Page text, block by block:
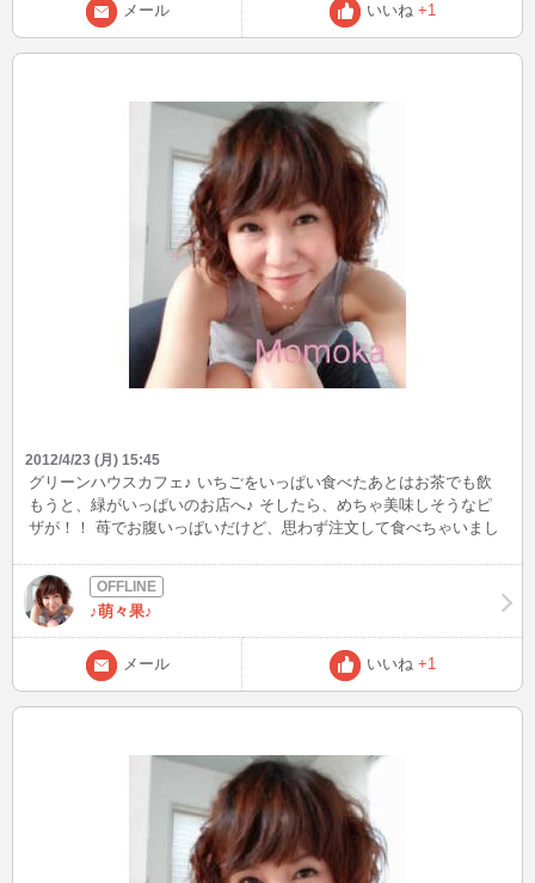
メール いいね +1
2012/4/23 (月) 15:45
グリーンハウスカフェ♪ いちごをいっぱい食べたあとはお茶でも飲
もうと、緑がいっぱいのお店へ♪ そしたら、めちゃ美味しそうなピ
ザが！！ 苺でお腹いっぱいだけど、思わず注文して食べちゃいまし
こんなとこに好きなひとと来れたら幸せだろうなぁ～(^^ゞ
♪萌々果♪
メール いいね +1